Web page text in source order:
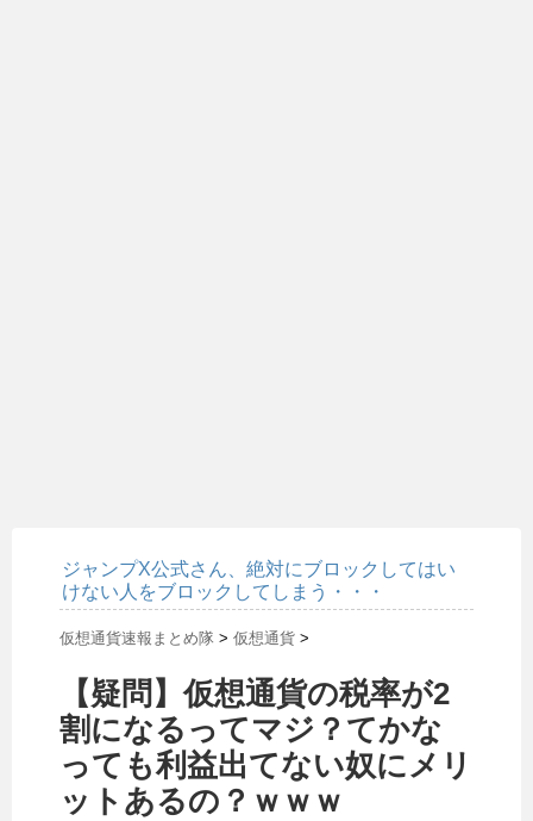
ジャンプX公式さん、絶対にブロックしてはい
けない人をブロックしてしまう・・・
仮想通貨速報まとめ隊 > 仮想通貨 >
【疑問】仮想通貨の税率が2
割になるってマジ？てかな
っても利益出てない奴にメリ
ットあるの？ｗｗｗ